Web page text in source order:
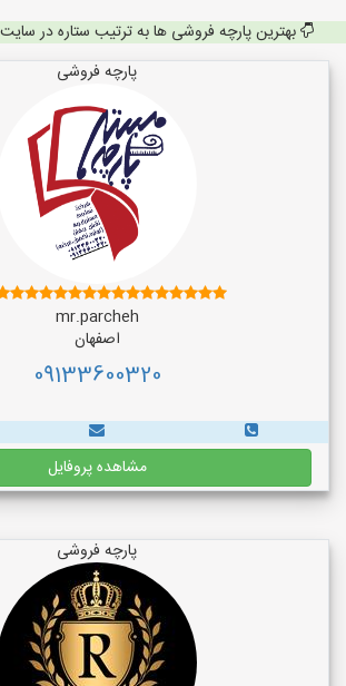
بهترین پارچه فروشی ها به ترتیب ستاره در
پارچه فروشی
mr.parcheh
اصفهان
09133600320
مشاهده پروفایل
پارچه فروشی